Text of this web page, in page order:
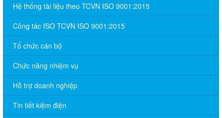
Hệ thống tài liệu theo TCVN ISO 9001:2015
Công tác ISO TCVN ISO 9001:2015
Tổ chức cán bộ
Chức năng nhiệm vụ
Hỗ trợ doanh nghiệp
Tin tiết kiệm điện